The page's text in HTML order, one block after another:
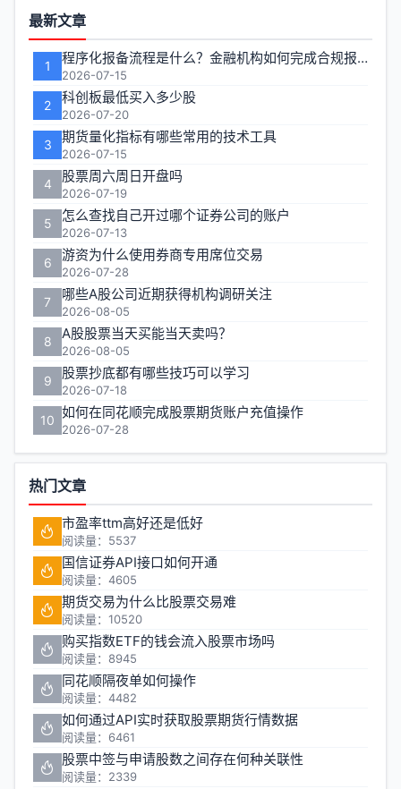
功
能
区
最新文章
1 程序化报备流程是什么？金融机构如何完成合规报备
2026-07-15
2 科创板最低买入多少股
2026-07-20
3 期货量化指标有哪些常用的技术工具
2026-07-15
4 股票周六周日开盘吗
2026-07-19
5 怎么查找自己开过哪个证券公司的账户
2026-07-13
6 游资为什么使用券商专用席位交易
2026-07-28
7 哪些A股公司近期获得机构调研关注
2026-08-05
8 A股股票当天买能当天卖吗？
2026-08-05
9 股票抄底都有哪些技巧可以学习
2026-07-18
10 如何在同花顺完成股票期货账户充值操作
2026-07-28
热门文章
市盈率ttm高好还是低好
阅读量：5537
国信证券API接口如何开通
阅读量：4605
期货交易为什么比股票交易难
阅读量：10520
购买指数ETF的钱会流入股票市场吗
阅读量：8945
同花顺隔夜单如何操作
阅读量：4482
如何通过API实时获取股票期货行情数据
阅读量：6461
股票中签与申请股数之间存在何种关联性
阅读量：2339